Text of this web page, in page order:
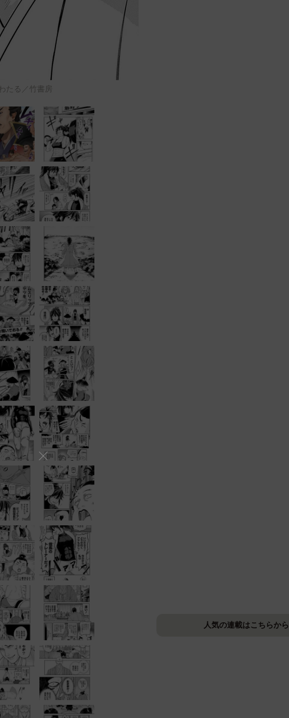
たる／竹書房
人気の連載はこちらから